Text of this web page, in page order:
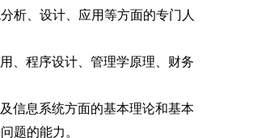
析、设计、应用等方面的专门人
、程序设计、管理学原理、财务
信息系统方面的基本理论和基本
题的能力。